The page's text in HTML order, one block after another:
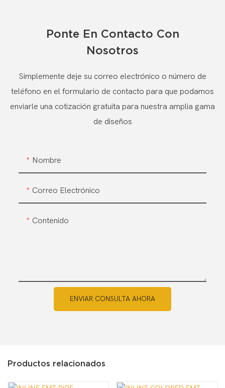
Ponte En Contacto Con
Nosotros
Simplemente deje su correo electrónico o número de
teléfono en el formulario de contacto para que podamos
enviarle una cotización gratuita para nuestra amplia gama
de diseños
Nombre
Correo Electrónico
Contenido
ENVIAR CONSULTA AHORA
Productos relacionados